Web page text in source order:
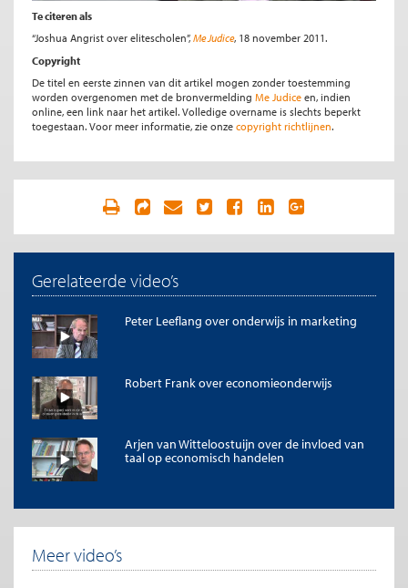
Te citeren als
“Joshua Angrist over elitescholen”, Me Judice, 18 november 2011.
Copyright
De titel en eerste zinnen van dit artikel mogen zonder toestemming
worden overgenomen met de bronvermelding Me Judice en, indien
online, een link naar het artikel. Volledige overname is slechts beperkt
toegestaan. Voor meer informatie, zie onze copyright richtlijnen.
Gerelateerde video’s
Peter Leeflang over onderwijs in marketing
Robert Frank over economieonderwijs
Arjen van Witteloostuijn over de invloed van
taal op economisch handelen
Meer video’s